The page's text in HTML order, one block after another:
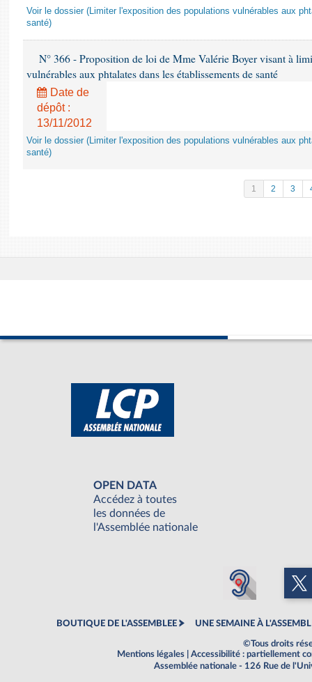
Voir le dossier (Limiter l'exposition des populations vulnérables aux
santé)
N° 366 - Proposition de loi de Mme Valérie Boyer visant à
vulnérables aux phtalates dans les établissements de santé
Date de
dépôt :
13/11/2012
Voir le dossier (Limiter l'exposition des populations vulnérables aux
santé)
1 2 3
OPEN DATA
Accédez à toutes
les données de
l'Assemblée nationale
BOUTIQUE DE L'ASSEMBLEE UNE SEMAINE À
©Tous droits
Mentions légales
Accessibilité : partiellement
Assemblée nationale - 126 Rue de